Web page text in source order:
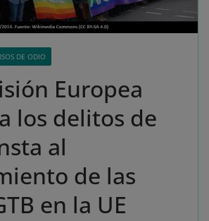
DE ODIO
Europea
los delitos de
al
de las
en la UE